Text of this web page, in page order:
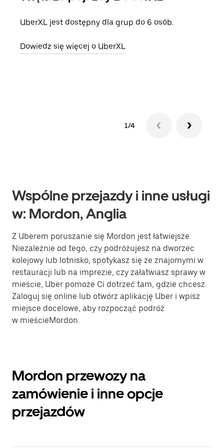
UberXL jest dostępny dla grup do 6 osób.
Dowiedz się więcej o UberXL
1/4
Wspólne przejazdy i inne usługi
w: Mordon, Anglia
Z Uberem poruszanie się Mordon jest łatwiejsze.
Niezależnie od tego, czy podróżujesz na dworzec
kolejowy lub lotnisko, spotykasz się ze znajomymi w
restauracji lub na imprezie, czy załatwiasz sprawy w
mieście, Uber pomoże Ci dotrzeć tam, gdzie chcesz.
Zaloguj się online lub otwórz aplikację Uber i wpisz
miejsce docelowe, aby rozpocząć podróż
w mieścieMordon.
Mordon przewozy na
zamówienie i inne opcje
przejazdów